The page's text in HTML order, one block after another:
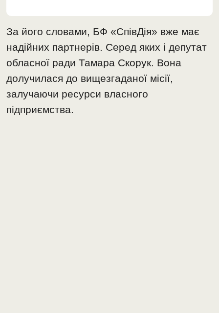
За його словами, БФ «СпівДія» вже має
надійних партнерів. Серед яких і депутат
обласної ради Тамара Скорук. Вона
долучилася до вищезгаданої місії,
залучаючи ресурси власного
підприємства.